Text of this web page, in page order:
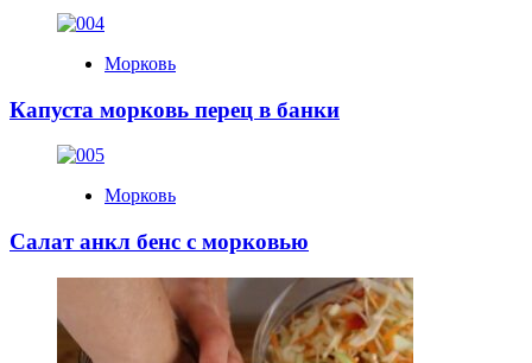
Морковь
Капуста морковь перец в банки
Морковь
Салат анкл бенс с морковью